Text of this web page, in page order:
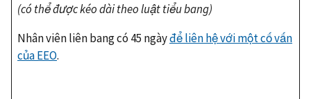
(có thể được kéo dài theo luật tiểu bang)
Nhân viên liên bang có 45 ngàyđể liên hệ với một cố vấn
củaEEO.